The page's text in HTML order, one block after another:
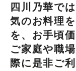
四川乃華で
気のお料理
を、お手頃
ご家庭や職
際に是非ご